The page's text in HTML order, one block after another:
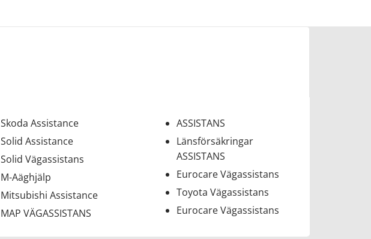
Skoda Assistance
Solid Assistance
Solid Vägassistans
M-Aäghjälp
Mitsubishi Assistance
MAP VÄGASSISTANS
ASSISTANS
Länsförsäkringar
ASSISTANS
Eurocare Vägassistans
Toyota Vägassistans
Eurocare Vägassistans